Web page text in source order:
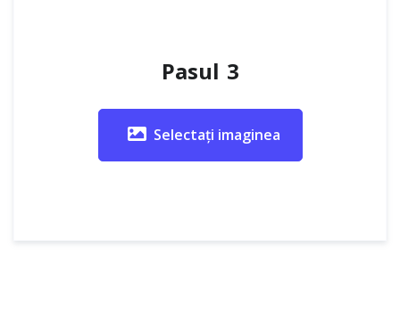
Pasul 3
Selectați imaginea